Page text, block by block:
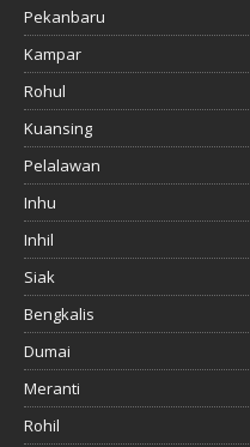
Pekanbaru
Kampar
Rohul
Kuansing
Pelalawan
Inhu
Inhil
Siak
Bengkalis
Dumai
Meranti
Rohil